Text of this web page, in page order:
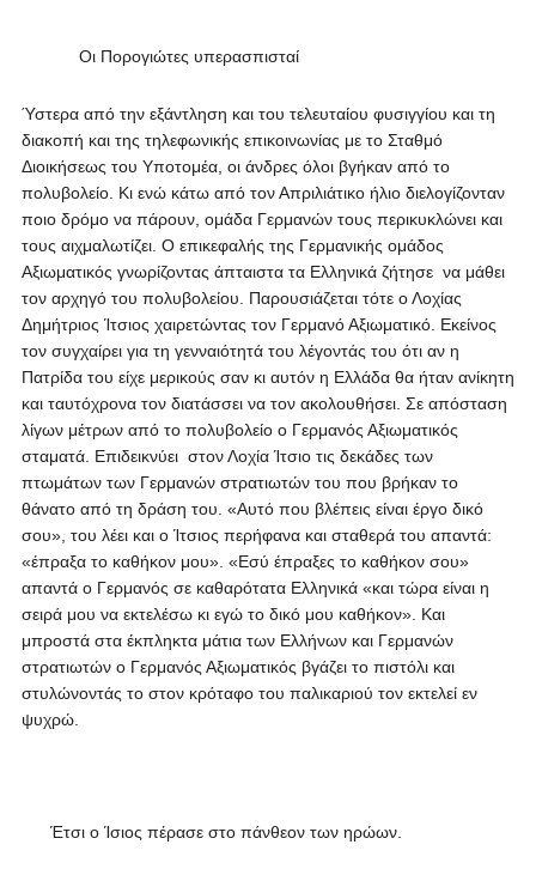
Οι Πορογιώτες υπερασπισταί
Ύστερα από την εξάντληση και του τελευταίου φυσιγγίου και τη
διακοπή και της τηλεφωνικής επικοινωνίας με το Σταθμό
Διοικήσεως του Υποτομέα, οι άνδρες όλοι βγήκαν από το
πολυβολείο. Κι ενώ κάτω από τον Απριλιάτικο ήλιο διελογίζονταν
ποιο δρόμο να πάρουν, ομάδα Γερμανών τους περικυκλώνει και
τους αιχμαλωτίζει. Ο επικεφαλής της Γερμανικής ομάδος
Αξιωματικός γνωρίζοντας άπταιστα τα Ελληνικά ζήτησε να μάθει
τον αρχηγό του πολυβολείου. Παρουσιάζεται τότε ο Λοχίας
Δημήτριος Ίτσιος χαιρετώντας τον Γερμανό Αξιωματικό. Εκείνος
τον συγχαίρει για τη γενναιότητά του λέγοντάς του ότι αν η
Πατρίδα του είχε μερικούς σαν κι αυτόν η Ελλάδα θα ήταν ανίκητη
και ταυτόχρονα τον διατάσσει να τον ακολουθήσει. Σε απόσταση
λίγων μέτρων από το πολυβολείο ο Γερμανός Αξιωματικός
σταματά. Επιδεικνύει στον Λοχία Ίτσιο τις δεκάδες των
πτωμάτων των Γερμανών στρατιωτών του που βρήκαν το
θάνατο από τη δράση του. «Αυτό που βλέπεις είναι έργο δικό
σου», του λέει και ο Ίτσιος περήφανα και σταθερά του απαντά:
«έπραξα το καθήκον μου». «Εσύ έπραξες το καθήκον σου»
απαντά ο Γερμανός σε καθαρότατα Ελληνικά «και τώρα είναι η
σειρά μου να εκτελέσω κι εγώ το δικό μου καθήκον». Και
μπροστά στα έκπληκτα μάτια των Ελλήνων και Γερμανών
στρατιωτών ο Γερμανός Αξιωματικός βγάζει το πιστόλι και
στυλώνοντάς το στον κρόταφο του παλικαριού τον εκτελεί εν
ψυχρώ.
Έτσι ο Ίσιος πέρασε στο πάνθεον των ηρώων.